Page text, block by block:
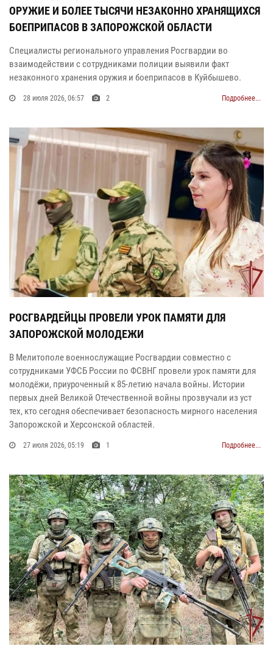
ОРУЖИЕ И БОЛЕЕ ТЫСЯЧИ НЕЗАКОННО ХРАНЯЩИХСЯ
БОЕПРИПАСОВ В ЗАПОРОЖСКОЙ ОБЛАСТИ
Специалисты регионального управления Росгвардии во
взаимодействии с сотрудниками полиции выявили факт
незаконного хранения оружия и боеприпасов в Куйбышево.
28 июля 2026, 06:57 2 Подробнее...
РОСГВАРДЕЙЦЫ ПРОВЕЛИ УРОК ПАМЯТИ ДЛЯ
ЗАПОРОЖСКОЙ МОЛОДЕЖИ
В Мелитополе военнослужащие Росгвардии совместно с
сотрудниками УФСБ России по ФСВНГ провели урок памяти для
молодёжи, приуроченный к 85-летию начала войны. Истории
первых дней Великой Отечественной войны прозвучали из уст
тех, кто сегодня обеспечивает безопасность мирного населения
Запорожской и Херсонской областей.
27 июля 2026, 05:19 1 Подробнее...